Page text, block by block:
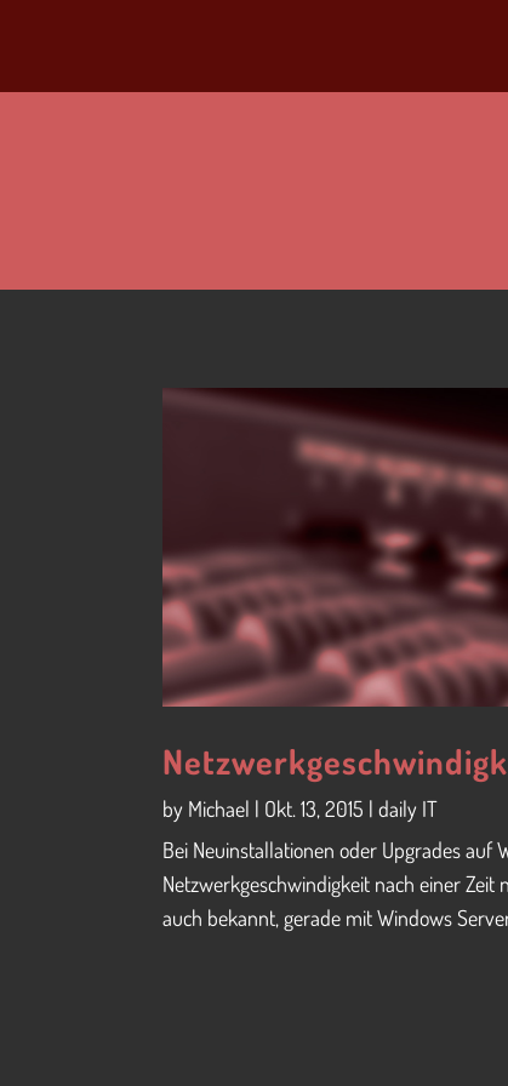
by Michael | Okt. 13, 2015 |daily IT
Bei Neuinstallationen oder Upgrades auf
Netzwerkgeschwindigkeit nach einer
auch bekannt, gerade mit Windows